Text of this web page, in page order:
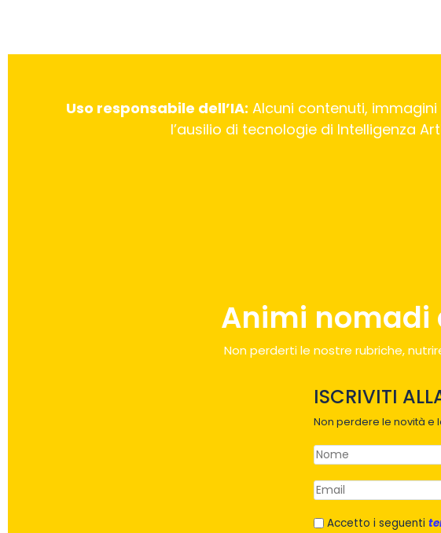
Uso responsabile dell’IA: Alcuni contenuti,
l’ausilio di tecnologie di Intelligenza
Animi nomadi
Non perderti le nostre rubriche,
ISCRIVITI
Non perdere le novità e
Accetto i seguenti